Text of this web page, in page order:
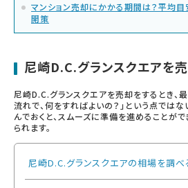
マンション売却にかかる期間は？平均
開策
尼崎D.C.グランスクエアを
尼崎D.C.グランスクエアを売却をするとき、
流れで、何をすればよいの？」という点ではな
んでおくと、スムーズに準備を進めることが
られます。
尼崎D.C.グランスクエアの相場を調べ